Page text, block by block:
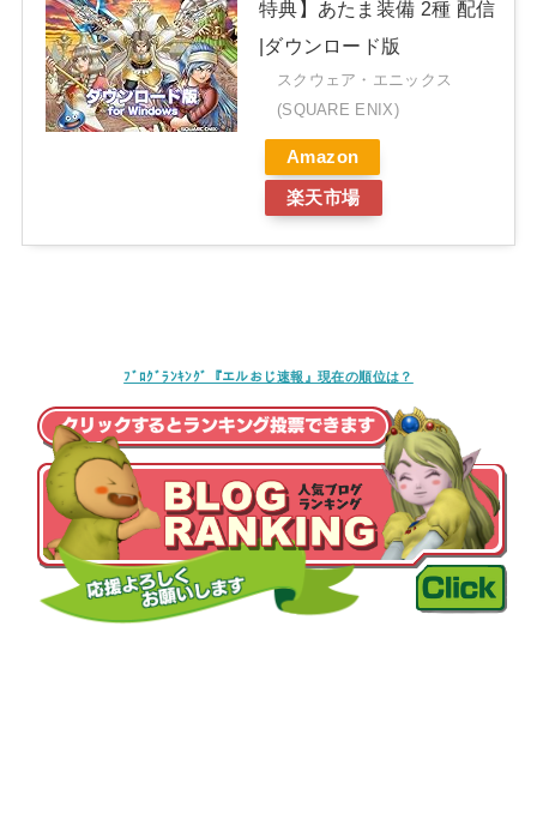
特典】あたま装備 2種 配信
|ダウンロード版
スクウェア・エニックス
(SQUARE ENIX)
Amazon
楽天市場
ﾌﾞﾛｸﾞﾗﾝｷﾝｸﾞ『エルおじ速報』現在の順位は？